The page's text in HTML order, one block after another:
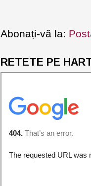
Abonați-vă la:
RETETE PE